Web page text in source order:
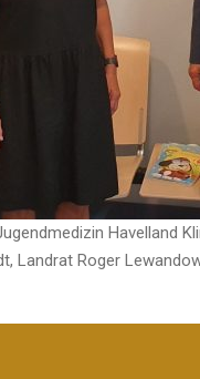
Havelland
Landrat Roger